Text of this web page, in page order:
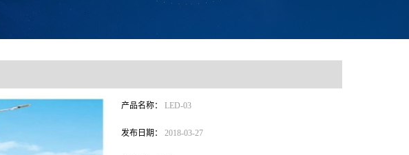
产品名称： LED-03
发布日期： 2018-03-27